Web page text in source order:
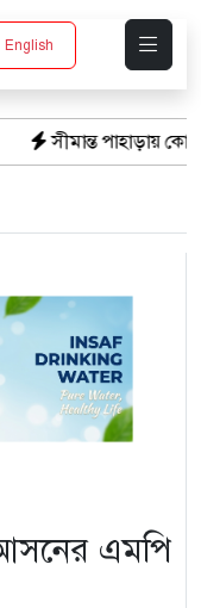
English
পাহাড়ায় কোস্ট গার্ডের
এমপি